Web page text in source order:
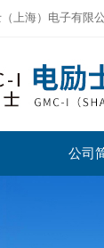
上海）电子有限
公司